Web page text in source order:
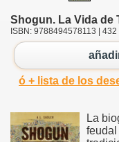
Shogun. La Vida de
ISBN: 9788494578113 |
ó + lista de los
La
feudal